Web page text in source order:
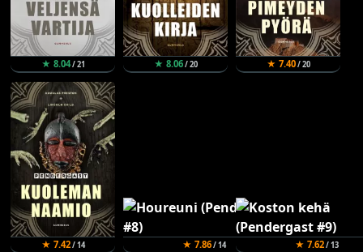
★ 8.04/ 21 ★ 8.06/ 20 ★ 7.40/ 20
★ 7.42/ 14 ★ 7.86/ 14 ★ 7.62/ 13